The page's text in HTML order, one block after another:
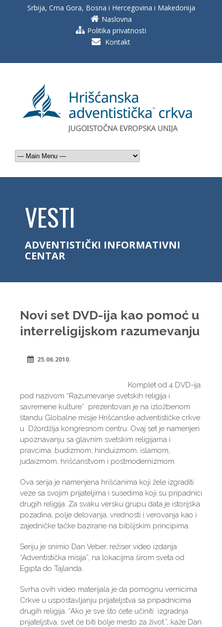
Srbija, Crna Gora, Bosna i Hercegovina i Makedonija
Naslovna
Politika privatnosti
Kontakt
VESTI
ADVENTISTIČKI INFORMATIVNI
CENTAR
Novi set DVD-ija kao pomoć u
interreligijskom razumevanju
25.06.2010.
Komplet od 4 DVD-ija
pod nazivom “Razumevanje svetskih religija i
savremene kulture” prezentovan je na izložbenom
štandu Globalne misije Hrišćanske adventističke crkve
u Džordžija kongresnom centru. Ovaj set je namenjen
upoznavanju sa glavnim svetskim religijama i
pravcima: budizmom, hinduizmom, islamom,
judaizmom, hrišćanstvom i postmodernizmom.
Ova serija je namenjena hrišćanima koji žele izgraditi
veze sa svojim prijateljima i susedima koji su pripadnici
drugih religija. Za svaku versku grupu data je istorijska
pozadina, polje delovanja, vrednosti i verovanja kao i
zajedničke tačke bazirane na biblijskim principima.
Seriju je snimio Dan Veber, režiser video izdanja
“Adventistička misija”, na lokacijma širom sveta od
Egipta do Tajlanda.
Svrha ovih video materijala je da pomognu vernicima
Crkve u uspostavljanju prijateljstva sa pripadnicima
drugih religija. “Ako je sve što ćete učiniti izgradnja
prijateljstva, svet će biti bolje mesto za život.”, kaže Dan